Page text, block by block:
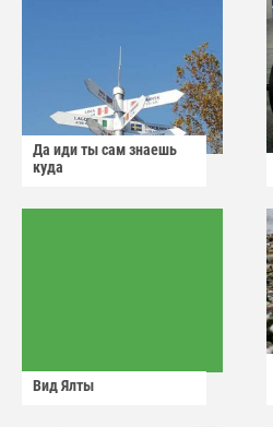
Да иди ты сам знаешь
куда
Вид Ялты